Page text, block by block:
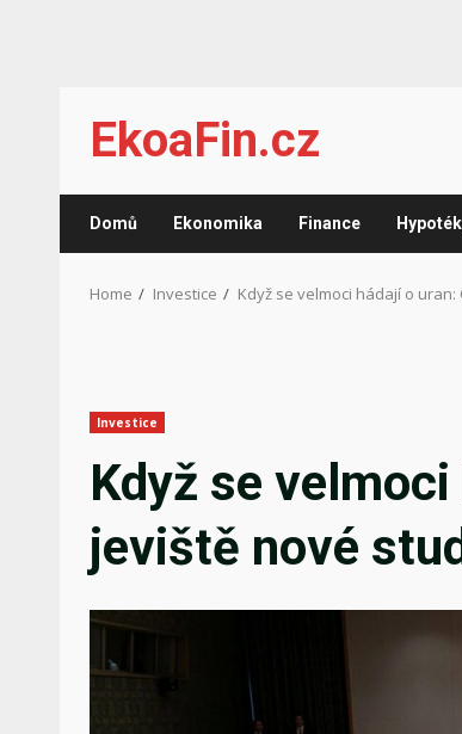
content
EkoaFin.cz
Domů Ekonomika Finance
Home Investice Když se velmoci hádají o
Investice
Když se
jeviště nové